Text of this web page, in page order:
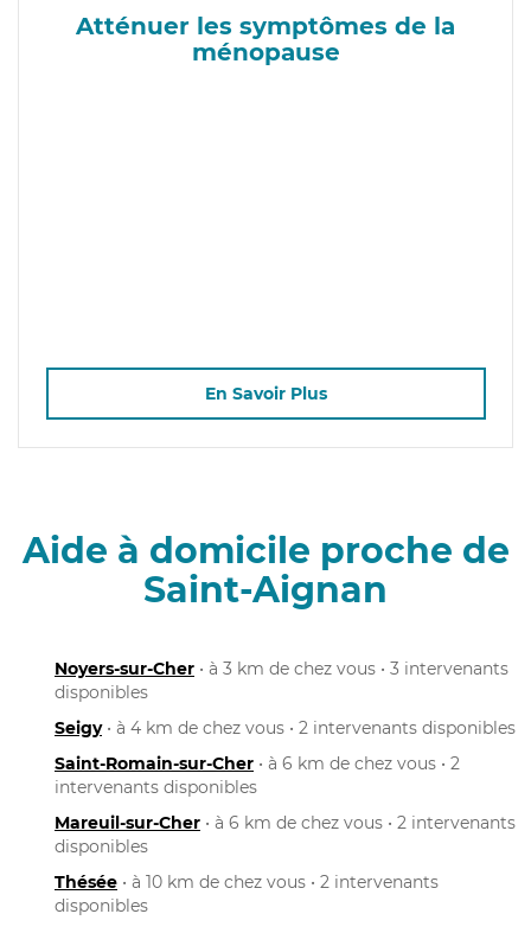
Atténuer les symptômes de la
ménopause
En Savoir Plus
Aide à domicile proche de
Saint-Aignan
Noyers-sur-Cher • à 3 km de chez vous • 3 intervenants
disponibles
Seigy• à 4 km de chez vous • 2 intervenants disponibles
Saint-Romain-sur-Cher • à 6 km de chez vous • 2
intervenants disponibles
Mareuil-sur-Cher • à 6 km de chez vous • 2 intervenants
disponibles
Thésée • à 10 km de chez vous • 2 intervenants
disponibles